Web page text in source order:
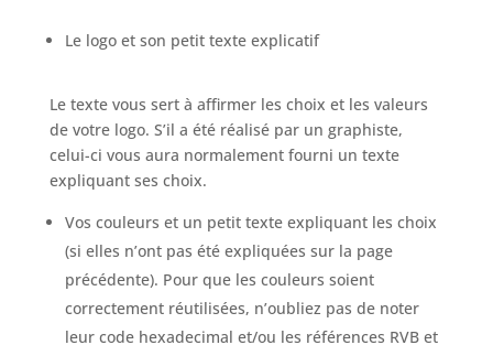
Le logo et son petit texte explicatif
Le texte vous sert à affirmer les choix et les valeurs
de votre logo. S’il a été réalisé par un graphiste,
celui-ci vous aura normalement fourni un texte
expliquant ses choix.
Vos couleurs et un petit texte expliquant les choix
(si elles n’ont pas été expliquées sur la page
précédente). Pour que les couleurs soient
correctement réutilisées, n’oubliez pas de noter
leur code hexadecimal et/ou les références RVB et